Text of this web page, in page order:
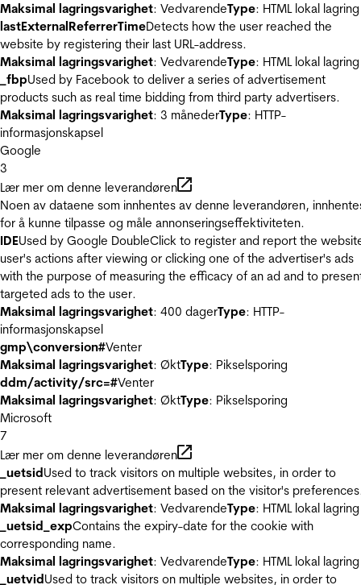
Maksimal lagringsvarighet: VedvarendeType: HTML lokal lagring
lastExternalReferrerTimeDetects how the user reached the
website by registering their last URL-address.
Maksimal lagringsvarighet: VedvarendeType: HTML lokal lagring
_fbpUsed by Facebook to deliver a series of advertisement
products such as real time bidding from third party advertisers.
Maksimal lagringsvarighet: 3 månederType: HTTP-
informasjonskapsel
Google
3
Lær mer om denne leverandøren
Noen av dataene som innhentes av denne leverandøren,
for å kunne tilpasse og måle annonseringseffektiviteten.
IDEUsed by Google DoubleClick to register and report the
user's actions after viewing or clicking one of the advertiser's ads
with the purpose of measuring the efficacy of an ad and to
targeted ads to the user.
Maksimal lagringsvarighet: 400 dagerType: HTTP-
informasjonskapsel
gmp\conversion#Venter
Maksimal lagringsvarighet: ØktType: Pikselsporing
ddm/activity/src=#Venter
Maksimal lagringsvarighet: ØktType: Pikselsporing
Microsoft
7
Lær mer om denne leverandøren
_uetsidUsed to track visitors on multiple websites, in order to
present relevant advertisement based on the visitor's
Maksimal lagringsvarighet: VedvarendeType: HTML lokal lagring
_uetsid_expContains the expiry-date for the cookie with
corresponding name.
Maksimal lagringsvarighet: VedvarendeType: HTML lokal lagring
_uetvidUsed to track visitors on multiple websites, in order to